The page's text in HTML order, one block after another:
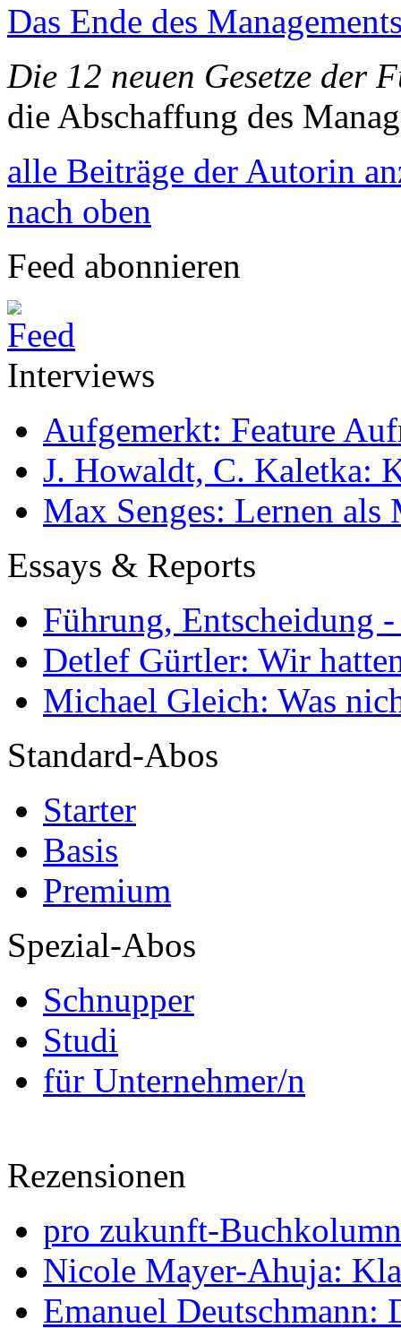
Das Ende des
Die 12 neuen Gesetze der
die Abschaffung des
alle Beiträge der Autorin
nach oben
Feed abonnieren
Interviews
Aufgemerkt: Feature
J. Howaldt, C. Kaletka:
Max Senges: Lernen als
Essays & Reports
Führung, Entscheidung
Detlef Gürtler: Wir
Michael Gleich: Was
Standard-Abos
Starter
Basis
Premium
Spezial-Abos
Schnupper
Studi
für Unternehmer/n
Rezensionen
pro zukunft-
Nicole Mayer-Ahuja:
Emanuel Deutschmann: